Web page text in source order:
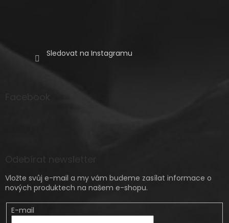
Sledovat na Instagramu
Vložte svůj e-mail a my vám budeme zasílat informace o
nových produktech na našem e-shopu.
E-mail